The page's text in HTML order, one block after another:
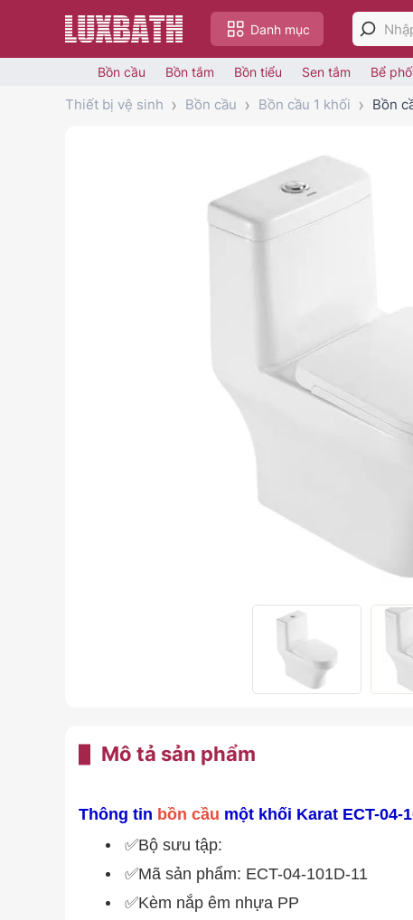
Danh mục
Bồn cầu Bồn tắm Bồn tiểu Sen tắm Bể
Thiết bị vệ sinh Bồn cầu Bồn cầu 1 khối Bồn
Mô tả sản phẩm
Thông tin bồn cầu một khối Karat ECT-04-
✅Bộ sưu tập:
✅Mã sản phẩm: ECT-04-101D-11
✅Kèm nắp êm nhựa PP